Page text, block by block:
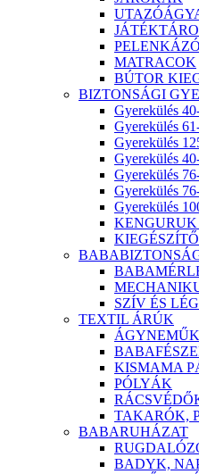
MATRACOK
BÚTOR
BIZTONSÁGI
Gyerekülés
Gyerekülés
Gyerekülés
Gyerekülés
Gyerekülés
Gyerekülés
Gyerekülés
SZÍV ÉS
TEXTIL ÁRÚK
KISMAMA
PÓLYÁK
TAKARÓK,
BABARUHÁZAT
BADYK,